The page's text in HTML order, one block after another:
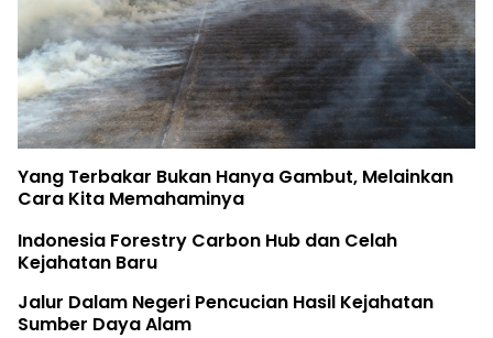
Yang Terbakar Bukan Hanya Gambut, Melainkan
Cara Kita Memahaminya
Indonesia Forestry Carbon Hub dan Celah
Kejahatan Baru
Jalur Dalam Negeri Pencucian Hasil Kejahatan
Sumber Daya Alam